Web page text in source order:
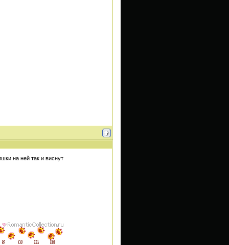
на ней так и виснут